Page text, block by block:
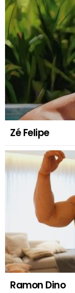
Zé Felipe
Ramon Dino